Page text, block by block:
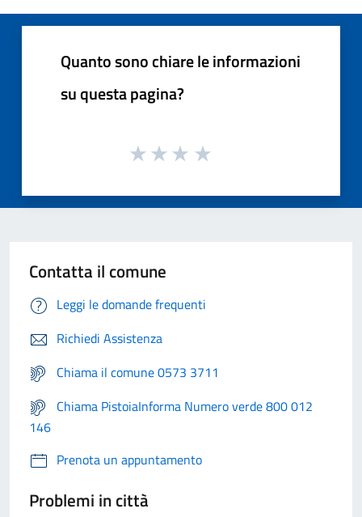
Quanto sono chiare le informazioni
su questa pagina?
Contatta il comune
Leggi le domande frequenti
Richiedi Assistenza
Chiama il comune 0573 3711
Chiama PistoiaInforma Numero verde 800 012
146
Prenota un appuntamento
Problemi in città